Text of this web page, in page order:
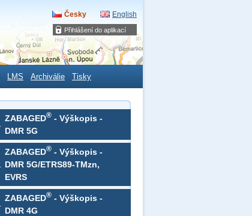
Přihlášení do aplikací
Česky English
LMS Archiválie Tisky
ZABAGED® - Výškopis -
DMR 5G
ZABAGED® - Výškopis -
DMR 5G/ETRS89-TMzn,
EVRS
ZABAGED® - Výškopis -
DMR 4G